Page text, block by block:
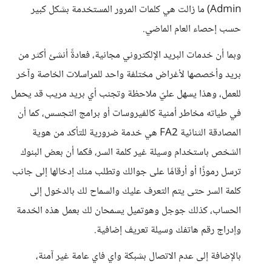
Admin) ما زالت هي كلمات المرور المستخدمة بشكل كبير
حسب إحصاء العام الماضي.
وبما أن خدمات البريد الإلكتروني مجانية، فعادةً أنشئ أكثر من
بريد وأخصصها لأغراض مختلفة واحد للمراسلات الخاصة وآخر
للعمل، وهذا يسهل عليّ ملاحظة وتجنب أي بريد مريب قد يحمل
في طياته مخاطر أمنية كالفيروسات أو برامج التجسس، كما أن
المصادقة الثنائية FA2 هي خدمة ضرورية للتأكد من هوية
الشخص باستخدام وسيلة غير كلمة السر، فكما أن بعض البنوك
ترسل رموزًا أو أرقامًا على جوالك وتطلب منك إدخالها إلى جانب
كلمة السر حتى يتم التعرف عليك والسماح لك بالدخول إلى
الحساب، كذلك جوجل وهوتميل يسمحان لك بعمل هذه الخدمة
وإدراج رقم هاتفك وسيلة تعريف إضافية.
بالإضافة إلى عدم الاتصال بشبكة واي فاي عامة غير آمنة،